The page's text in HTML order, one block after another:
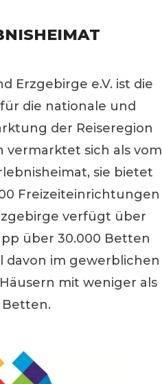
Erzgebirge e.V. ist die
die nationale und
der Reiseregion
vermarktet sich als vom
sie bietet
Freizeiteinrichtungen
verfügt über
über 30.000 Betten
davon im gewerblichen
mit weniger als